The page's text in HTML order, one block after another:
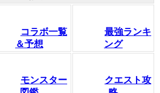
コラボ一覧
＆予想
最強ランキ
ング
モンスター
クエスト攻